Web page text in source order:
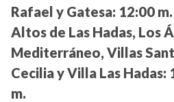
Rafael y Gatesa: 12:00
Altos de Las Hadas, Los
Mediterráneo, Villas
Cecilia y Villa Las Hadas:
m.